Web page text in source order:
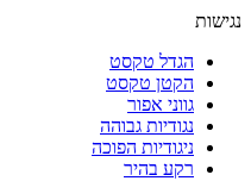
נגישות
הגדל טקסט
הקטן טקסט
גווני אפור
נגודיות גבוהה
ניגודיות הפוכה
רקע בהיר